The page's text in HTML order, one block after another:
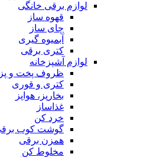
لوازم برقی خانگی
قهوه ساز
چای ساز
آبمیوه گیری
کتری برقی
لوازم آشپزخانه
ظروف پخت و پز
کتری و قوری
بخارپز، هواپز
غذاساز
خرد کن
گوشت کوب
همزن برقی
مخلوط کن